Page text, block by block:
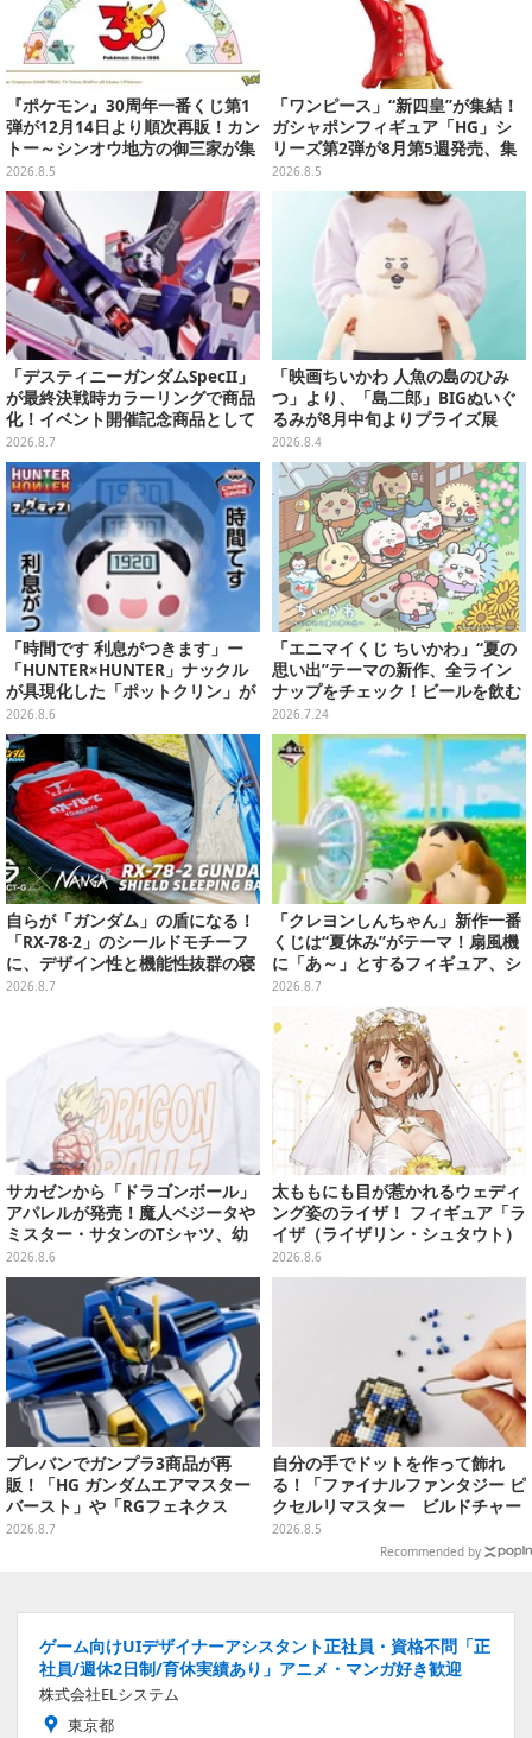
『ポケモン』30周年一番くじ第1
弾が12月14日より順次再販！カン
トー～シンオウ地方の御三家が集
まった時計、ぬいぐるみなど記念
グッズ盛りだくさん
2026.8.5
「ワンピース」“新四皇”が集結！
ガシャポンフィギュア「HG」シ
リーズ第2弾が8月第5週発売、集
めて並べたくなるクオリティ
2026.8.5
「デスティニーガンダムSpecII」
が最終決戦時カラーリングで商品
化！イベント開催記念商品として
METAL ROBOT魂に新登場
2026.8.7
「映画ちいかわ 人魚の島のひみ
つ」より、「島二郎」BIGぬいぐ
るみが8月中旬よりプライズ展
開！“味自慢”のエプロンはポケッ
ト付き
2026.8.4
「時間です 利息がつきます」ー
「HUNTER×HUNTER」ナックル
が具現化した「ポットクリン」が
貯金箱としてプライズ展開
2026.8.6
「エニマイくじ ちいかわ」“夏の
思い出”テーマの新作、全ライン
ナップをチェック！ビールを飲む
「くりまんじゅう」ぬいぐるみな
ど
2026.7.24
自らが「ガンダム」の盾になる！
「RX-78-2」のシールドモチーフ
に、デザイン性と機能性抜群の寝
袋がプレバンで2次予約
2026.8.7
「クレヨンしんちゃん」新作一番
くじは“夏休み”がテーマ！扇風機
に「あ～」とするフィギュア、シ
ロのボウル皿など嬉しいラインナ
2026.8.7
サカゼンから「ドラゴンボール」
アパレルが発売！魔人ベジータや
ミスター・サタンのTシャツ、幼
少期悟空のパーカーなど幅広いデ
ザイン
2026.8.6
太ももにも目が惹かれるウェディ
ング姿のライザ！ フィギュア「ラ
イザ（ライザリン・シュタウト）
ウェディングStyle」が8月7日よ
り予約受付開始
2026.8.6
プレバンでガンプラ3商品が再
販！「HG ガンダムエアマスター
バースト」や「RGフェネクス
（ナラティブVer.）」も
2026.8.7
自分の手でドットを作って飾れ
る！「ファイナルファンタジー ピ
クセルリマスター ビルドチャー
ムコレクション Vol.3」が予約
2026.8.5
Recommended by
ゲーム向けUIデザイナーアシスタント正社員・資格不問「正
社員/週休2日制/育休実績あり」アニメ・マンガ好き歓迎
株式会社ELシステム
東京都